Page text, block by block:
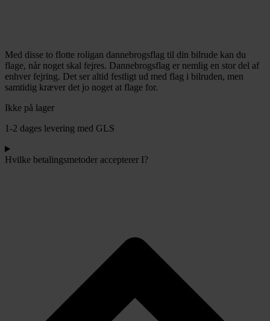
Med disse to flotte roligan dannebrogsflag til din bilrude kan du
flage, når noget skal fejres. Dannebrogsflag er nemlig en stor del af
enhver fejring. Det ser altid festligt ud med flag i bilruden, men
samtidig kræver det jo noget at flage for.
Ikke på lager
1-2 dages levering med GLS
Hvilke betalingsmetoder accepterer I?